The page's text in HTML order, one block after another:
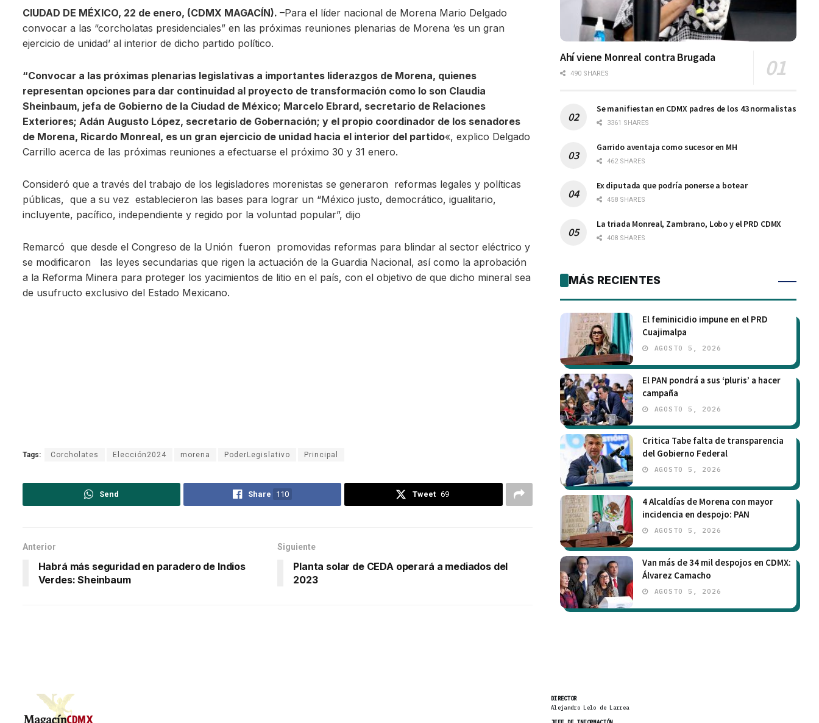
CIUDAD DE MÉXICO, 22 de enero, (CDMX MAGACÍN). –Para el líder nacional de Morena Mario Delgado
convocar a las “corcholatas presidenciales” en las próximas reuniones plenarias de Morena ‘es un gran
ejercicio de unidad’ al interior de dicho partido político.
“Convocar a las próximas plenarias legislativas a importantes liderazgos de Morena, quienes
representan opciones para dar continuidad al proyecto de transformación como lo son Claudia
Sheinbaum, jefa de Gobierno de la Ciudad de México; Marcelo Ebrard, secretario de Relaciones
Exteriores; Adán Augusto López, secretario de Gobernación; y el propio coordinador de los senadores
de Morena, Ricardo Monreal, es un gran ejercicio de unidad hacia el interior del partido«, explico Delgado
Carrillo acerca de las próximas reuniones a efectuarse el próximo 30 y 31 enero.
Consideró que a través del trabajo de los legisladores morenistas se generaron reformas legales y políticas
públicas, que a su vez establecieron las bases para lograr un “México justo, democrático, igualitario,
incluyente, pacífico, independiente y regido por la voluntad popular”, dijo
Remarcó que desde el Congreso de la Unión fueron promovidas reformas para blindar al sector eléctrico y
se modificaron las leyes secundarias que rigen la actuación de la Guardia Nacional, así como la aprobación
a la Reforma Minera para proteger los yacimientos de litio en el país, con el objetivo de que dicho mineral sea
de usufructo exclusivo del Estado Mexicano.
Tags: Corcholates Elección2024 morena PoderLegislativo Principal
Send Share 110 Tweet 69
Anterior
Habrá más seguridad en paradero de Indios
Verdes: Sheinbaum
Siguiente
Planta solar de CEDA operará a mediados del
2023
Ahí viene Monreal contra Brugada
490 SHARES
Se manifiestan en CDMX padres de los 43 normalistas
3361 SHARES
Garrido aventaja como sucesor en MH
462 SHARES
Ex diputada que podría ponerse a botear
458 SHARES
La triada Monreal, Zambrano, Lobo y el PRD CDMX
408 SHARES
MÁS RECIENTES
El feminicidio impune en el PRD
Cuajimalpa
AGOSTO 5, 2026
El PAN pondrá a sus ‘pluris’ a hacer
campaña
AGOSTO 5, 2026
Critica Tabe falta de transparencia
del Gobierno Federal
AGOSTO 5, 2026
4 Alcaldías de Morena con mayor
incidencia en despojo: PAN
AGOSTO 5, 2026
Van más de 34 mil despojos en CDMX:
Álvarez Camacho
AGOSTO 5, 2026
DIRECTOR
Alejandro Lelo de Larrea